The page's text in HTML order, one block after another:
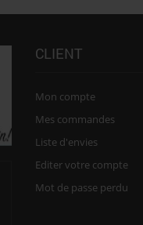
CLIENT
Mon compte
Mes commandes
Liste d'envies
Editer votre compte
Mot de passe perdu